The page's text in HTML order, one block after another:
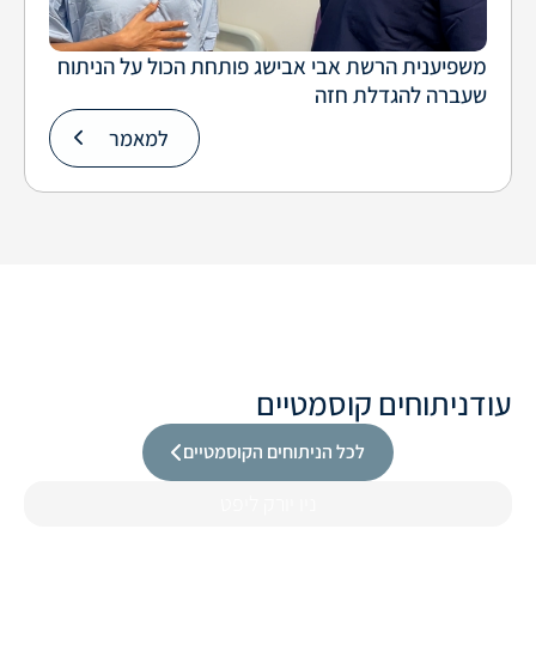
משפיענית הרשת אבי אבישג פותחת הכול על הניתוח
שעברה להגדלת חזה
למאמר
עודניתוחים קוסמטיים
לכל הניתוחים הקוסמטיים